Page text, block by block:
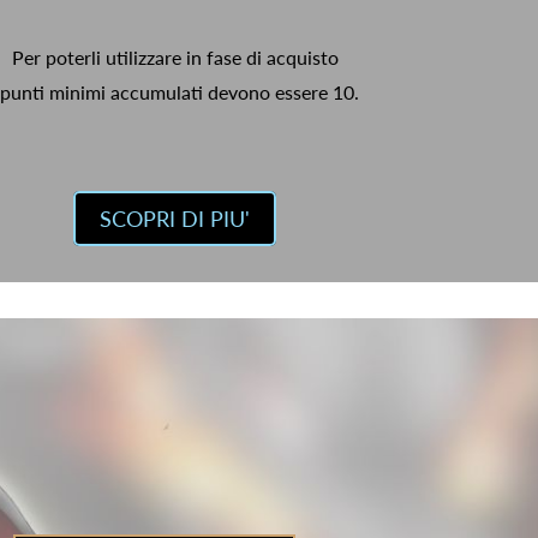
Per poterli utilizzare in fase di acquisto
minimi accumulati devono essere 10.
SCOPRI DI PIU'